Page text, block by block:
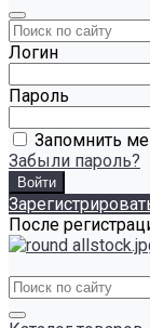
Логин
Пароль
Запомнить
Забыли пароль?
После